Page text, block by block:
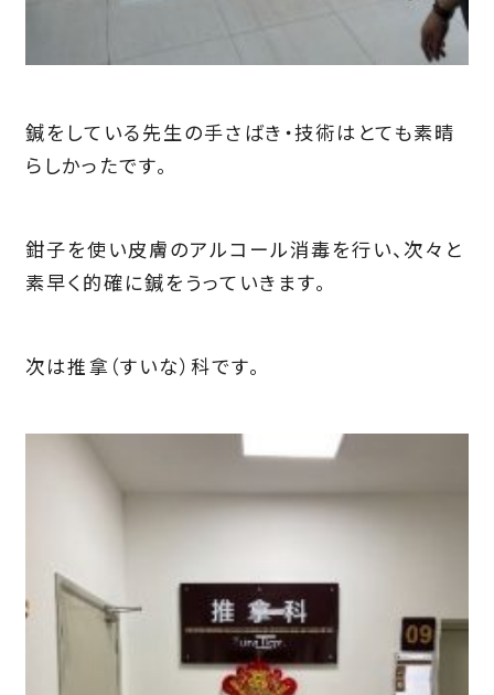
鍼をしている先生の手さばき・技術はとても素晴
らしかったです。
鉗子を使い皮膚のアルコール消毒を行い、次々と
素早く的確に鍼をうっていきます。
次は推拿（すいな）科です。